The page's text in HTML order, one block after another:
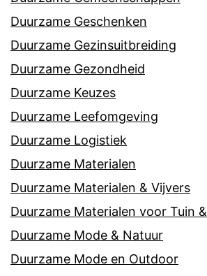
Duurzame Geschenken
Duurzame Gezinsuitbreiding
Duurzame Gezondheid
Duurzame Keuzes
Duurzame Leefomgeving
Duurzame Logistiek
Duurzame Materialen
Duurzame Materialen & Vijvers
Duurzame Materialen voor Tuin
Duurzame Mode & Natuur
Duurzame Mode en Outdoor